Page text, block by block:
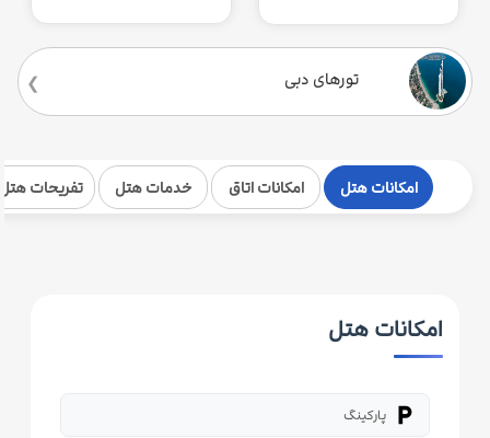
تورهای دبی
امکانات هتل امکانات اتاق خدمات هتل تفریحات
امکانات هتل
local_parking پارکینگ